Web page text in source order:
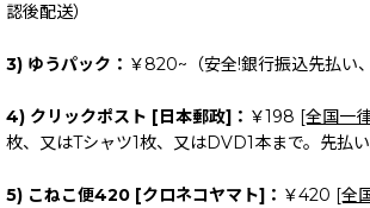
認後配送）
3) ゆうパック： ￥820~（安全!銀行振込先払い
4) クリックポスト [日本郵政]： ￥198 [全国一
枚、又はTシャツ1枚、又はDVD1本まで。先払
5) こねこ便420 [クロネコヤマト]： ￥420 [全